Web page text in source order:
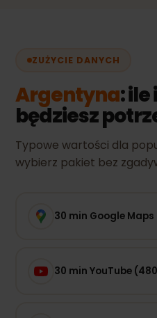
ZUŻYCIE DANYCH
Argentyna:
będziesz
Typowe wartości dla
wybierz pakiet bez
30 min Google Maps
30 min YouTube